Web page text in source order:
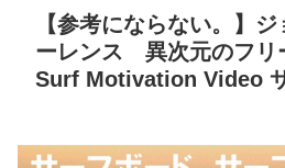
【参考にならない。】
ーレンス 異次元のフ
Surf Motivation Video